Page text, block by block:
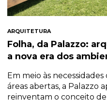
ARQUITETURA
Folha, da Palazzo:
a nova era dos
Em meio às
áreas abertas, a Palazzo
reinventam o conceito